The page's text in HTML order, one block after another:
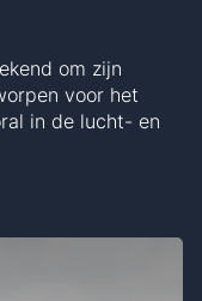
om zijn
voor het
in de lucht- en